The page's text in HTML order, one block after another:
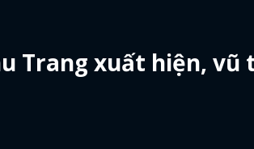
Trang xuất hiện, vũ